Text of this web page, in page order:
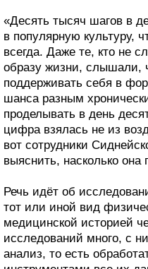
«Десять тысяч шагов в
в популярную культуру,
всегда. Даже те, кто не
образу жизни, слышали,
поддерживать себя в
шанса разным
проделывать в день
цифра взялась не из
вот сотрудники
выяснить, насколько она
Речь идёт об
тот или иной вид
медицинской историей
исследований много, с
анализ, то есть